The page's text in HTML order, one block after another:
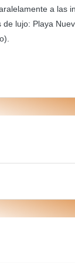
a las
lujo: Playa